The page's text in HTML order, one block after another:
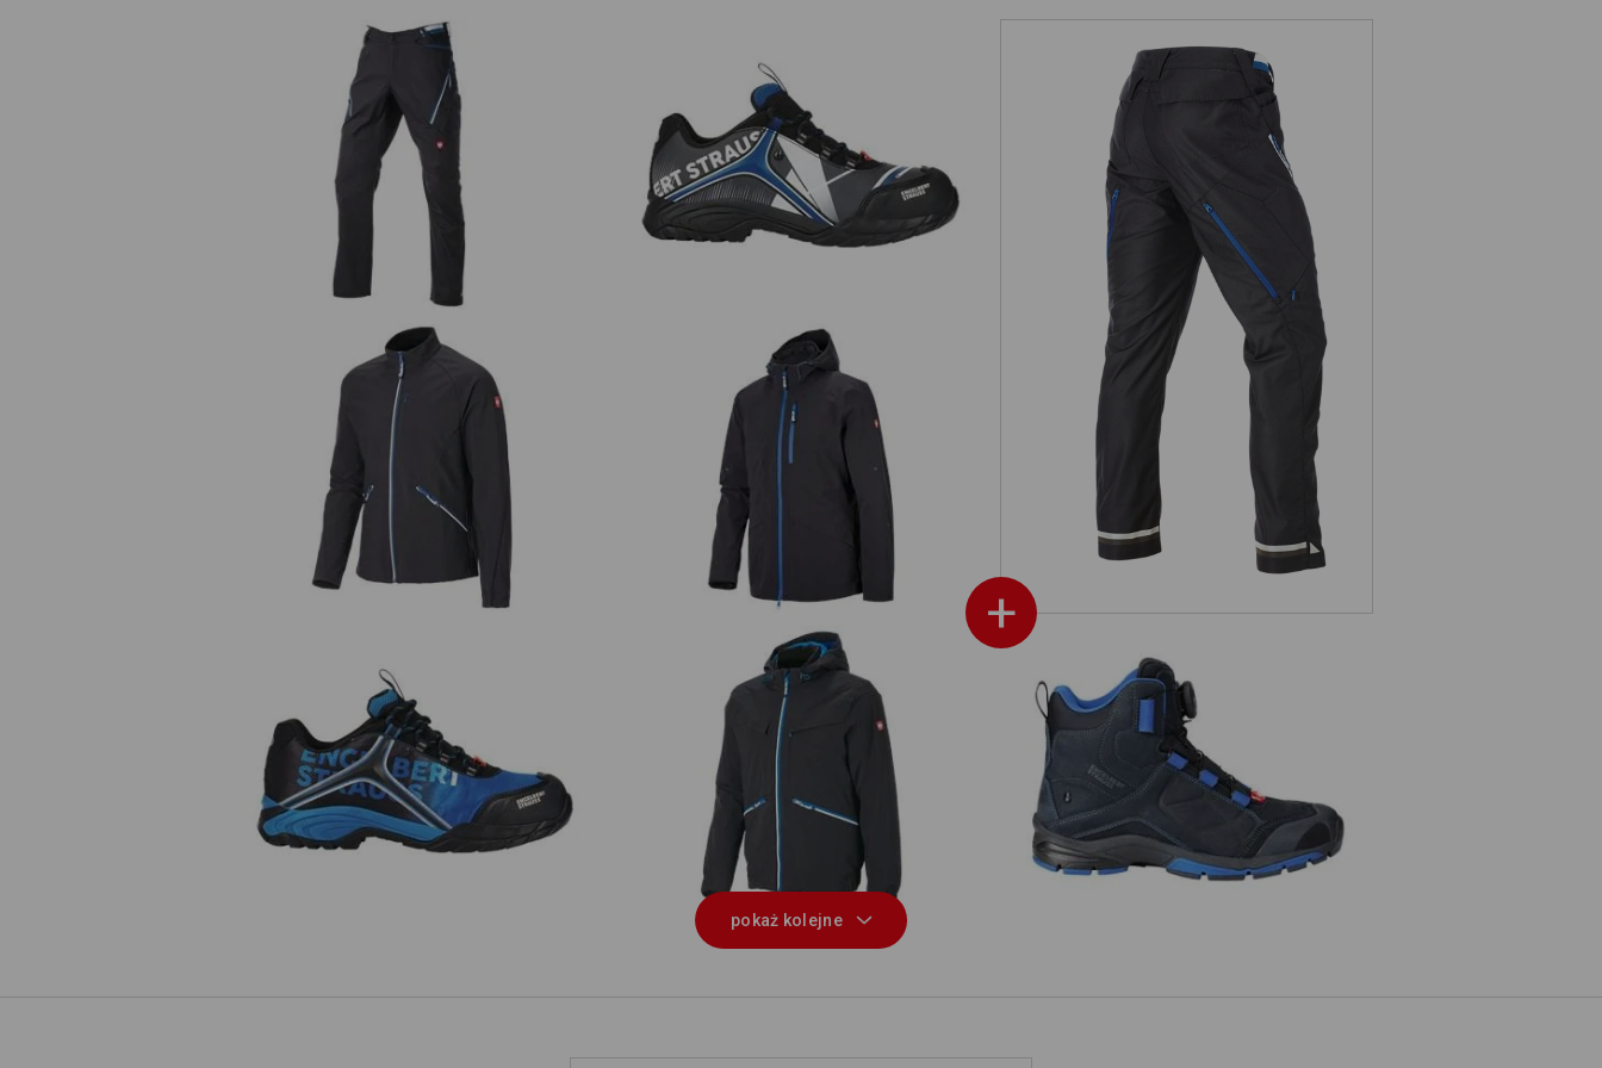
CZAS NA NAJWYZSZA WYDAJNOSC –
CZAS NA E.S.AMBITION!
Pelna uzytecznosc w pracy, duch zespolowy & wydajnosc
Sportowe kroje, maksymalnie dynamiczne wzornictwo, polaczenie
elementów odziezy sportowej i roboczej: ambitny zespól laczy sily,
aby stworzyc sportowy strój roboczy. Cel: funkcjonalna odziez
robocza, pelna mocy, energii i komfortu. Odziez robocza
zapewniajaca optymalna wydajnosc nawet podczas intensywnej
aktywnosci fizycznej i w wysokich temperaturach.
Spodnie do pasa e.s.ambition
+
Spodnie wielokieszeniowe
e.s.ambition
e.s. S3 Półbuty bezpieczne Turais
Kurtka softshell e.s.ambition Kurtka funkcyjna 3 w 1 e.s.ambition
e.s. S1 Półbuty bezpieczne Merak Kurtka zimowa e.s.ambition e.s. O2 Buty robocze Tethys mid
pokaż kolejne